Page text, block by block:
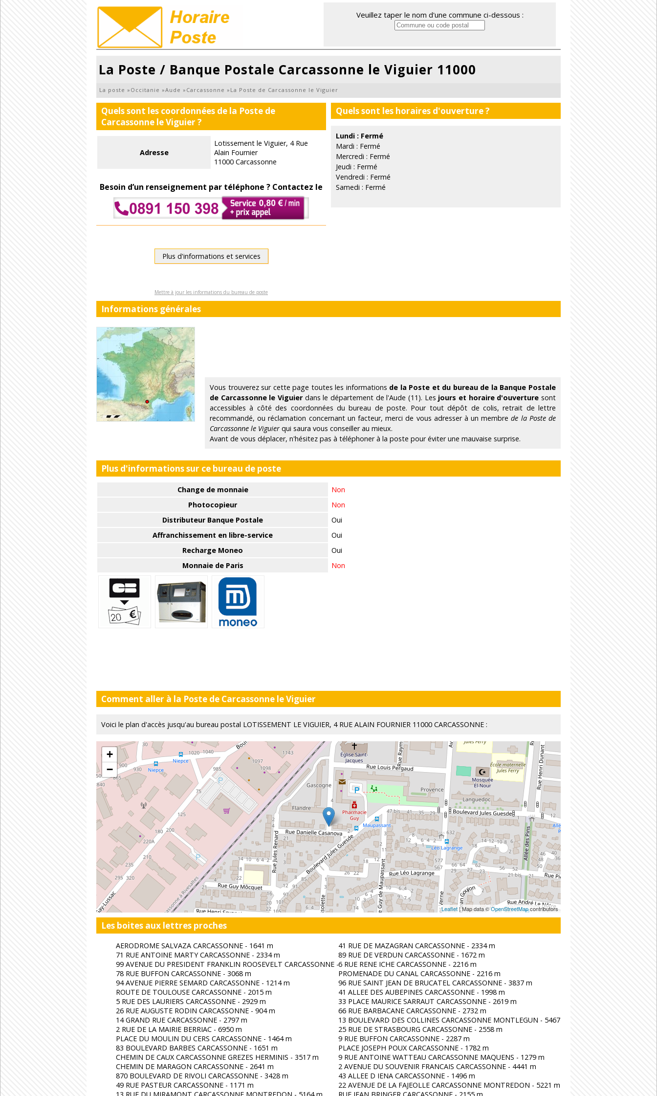
Veuillez taper le nom d'une commune ci-dessous :
La Poste / Banque Postale Carcassonne le Viguier 11000
La poste » Occitanie »Aude » Carcassonne » La Poste de Carcassonne le Viguier
Quels sont les coordonnées de la Poste de
Carcassonne le Viguier ?
Adresse
Lotissement le Viguier, 4 Rue
Alain Fournier
11000 Carcassonne
Besoin d’un renseignement par téléphone ? Contactez le
Plus d'informations et services
Mettre à jour les informations du bureau de poste
Quels sont les horaires d'ouverture ?
Lundi : Fermé
Mardi : Fermé
Mercredi : Fermé
Jeudi : Fermé
Vendredi : Fermé
Samedi : Fermé
Informations générales
Vous trouverez sur cette page toutes les informations de la Poste et du bureau de la Banque Postale
de Carcassonne le Viguierdans le département de l'Aude (11). Les jours et horaire d'ouverture sont
accessibles à côté des coordonnées du bureau de poste. Pour tout dépôt de colis, retrait de lettre
recommandé, ou réclamation concernant un facteur, merci de vous adresser à un membrede la Poste de
Carcassonne le Viguier qui saura vous conseiller au mieux.
Avant de vous déplacer, n'hésitez pas à téléphoner à la poste pour éviter une mauvaise surprise.
Plus d'informations sur ce bureau de poste
Change de monnaie
Non
Photocopieur
Non
Distributeur Banque Postale
Oui
Affranchissement en libre-service
Oui
Recharge Moneo
Oui
Monnaie de Paris
Non
Comment aller à la Poste de Carcassonne le Viguier
Voici le plan d'accès jusqu'au bureau postal LOTISSEMENT LE VIGUIER, 4 RUE ALAIN FOURNIER 11000 CARCASSONNE :
+
−
Leaflet| Map data ©OpenStreetMapcontributors
Les boites aux lettres proches
AERODROME SALVAZA CARCASSONNE - 1641 m
41 RUE DE MAZAGRAN CARCASSONNE - 2334 m
71 RUE ANTOINE MARTY CARCASSONNE - 2334 m
89 RUE DE VERDUN CARCASSONNE - 1672 m
99 AVENUE DU PRESIDENT FRANKLIN ROOSEVELT CARCASSONNE - 1679 m6 RUE RENE ICHE CARCASSONNE - 2216 m
78 RUE BUFFON CARCASSONNE - 3068 m
PROMENADE DU CANAL CARCASSONNE - 2216 m
94 AVENUE PIERRE SEMARD CARCASSONNE - 1214 m
96 RUE SAINT JEAN DE BRUCATEL CARCASSONNE - 3837 m
ROUTE DE TOULOUSE CARCASSONNE - 2015 m
41 ALLEE DES AUBEPINES CARCASSONNE - 1998 m
5 RUE DES LAURIERS CARCASSONNE - 2929 m
33 PLACE MAURICE SARRAUT CARCASSONNE - 2619 m
26 RUE AUGUSTE RODIN CARCASSONNE - 904 m
66 RUE BARBACANE CARCASSONNE - 2732 m
14 GRAND RUE CARCASSONNE - 2797 m
13 BOULEVARD DES COLLINES CARCASSONNE MONTLEGUN - 5467 m
2 RUE DE LA MAIRIE BERRIAC - 6950 m
25 RUE DE STRASBOURG CARCASSONNE - 2558 m
PLACE DU MOULIN DU CERS CARCASSONNE - 1464 m
9 RUE BUFFON CARCASSONNE - 2287 m
83 BOULEVARD BARBES CARCASSONNE - 1651 m
PLACE JOSEPH POUX CARCASSONNE - 1782 m
CHEMIN DE CAUX CARCASSONNE GREZES HERMINIS - 3517 m
9 RUE ANTOINE WATTEAU CARCASSONNE MAQUENS - 1279 m
CHEMIN DE MARAGON CARCASSONNE - 2641 m
2 AVENUE DU SOUVENIR FRANCAIS CARCASSONNE - 4441 m
870 BOULEVARD DE RIVOLI CARCASSONNE - 3428 m
43 ALLEE D IENA CARCASSONNE - 1496 m
49 RUE PASTEUR CARCASSONNE - 1171 m
22 AVENUE DE LA FAJEOLLE CARCASSONNE MONTREDON - 5221 m
13 RUE DU MIRAMONT CARCASSONNE MONTREDON - 5164 m
RUE JEAN BRINGER CARCASSONNE - 2155 m